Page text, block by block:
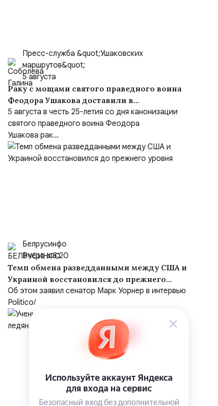
Пресс-служба &quot;Ушаковских
маршрутов&quot;
5 августа
Раку с мощами святого праведного воина
Феодора Ушакова доставили в
Кафедральный собор праведного Феодора
Ушакова в Саранске
5 августа в честь 25-летия со дня канонизации
святого праведного воина Феодора
Ушакова рак...
Белрусинфо
Вчера в 8:20
Темп обмена разведданными между США и
Украиной восстановился до прежнего
уровня
Об этом заявил сенатор Марк Уорнер в интервью
Politico/